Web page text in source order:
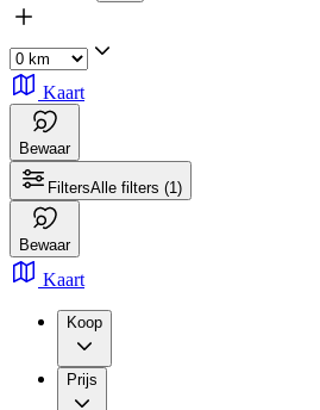
Kaart
Bewaar
FiltersAlle filters (1)
Bewaar
Kaart
Koop
Prijs